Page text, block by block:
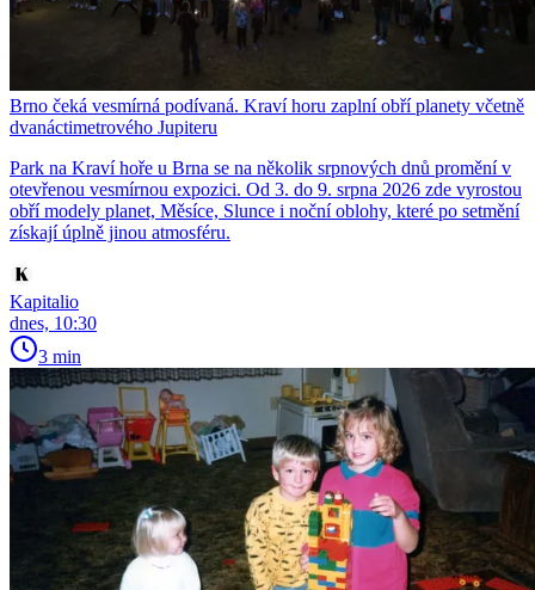
Brno čeká vesmírná podívaná. Kraví horu zaplní obří planety včetně
dvanáctimetrového Jupiteru
Park na Kraví hoře u Brna se na několik srpnových dnů promění v
otevřenou vesmírnou expozici. Od 3. do 9. srpna 2026 zde vyrostou
obří modely planet, Měsíce, Slunce i noční oblohy, které po setmění
získají úplně jinou atmosféru.
Kapitalio
dnes, 10:30
3 min